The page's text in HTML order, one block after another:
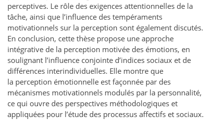
perceptives. Le rôle des exigences attentionnelles de la
tâche, ainsi que l’influence des tempéraments
motivationnels sur la perception sont également discutés.
En conclusion, cette thèse propose une approche
intégrative de la perception motivée des émotions, en
soulignant l’influence conjointe d’indices sociaux et de
différences interindividuelles. Elle montre que
la perception émotionnelle est façonnée par des
mécanismes motivationnels modulés par la personnalité,
ce qui ouvre des perspectives méthodologiques et
appliquées pour l’étude des processus affectifs et sociaux.